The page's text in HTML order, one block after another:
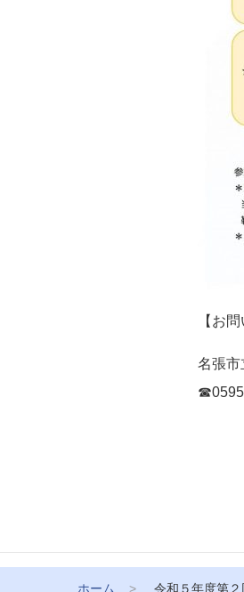
【お
名張
ホーム 令和５年度第２